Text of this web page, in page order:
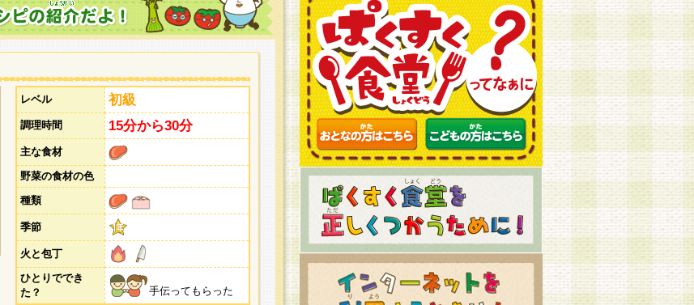
レベル 初級
調理時間 15分から30分
主な食材
野菜の食材の色
種類
季節
火と包丁
ひとりででき
た？
手伝ってもらった